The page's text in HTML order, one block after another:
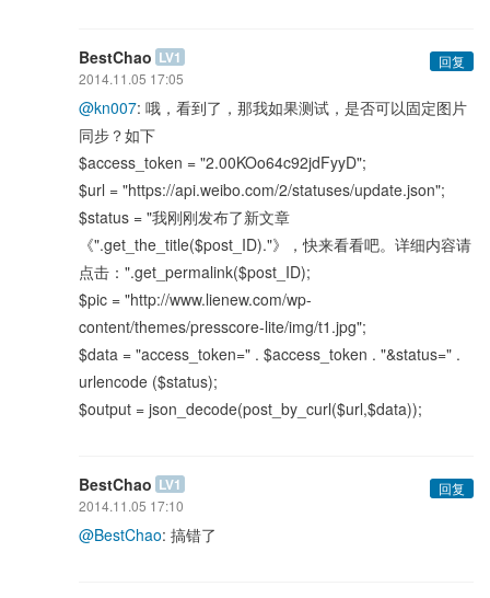
BestChao LV1
回复
2014.11.05 17:05
@kn007: 哦，看到了，那我如果测试，是否可以固定图片
同步？如下
$access_token = "2.00KOo64c92jdFyyD";
$url = "https://api.weibo.com/2/statuses/update.json";
$status = "我刚刚发布了新文章
《".get_the_title($post_ID)."》，快来看看吧。详细内容请
点击：".get_permalink($post_ID);
$pic = "http://www.lienew.com/wp-
content/themes/presscore-lite/img/t1.jpg";
$data = "access_token=" . $access_token . "&status=" .
urlencode ($status);
$output = json_decode(post_by_curl($url,$data));
BestChao LV1
回复
2014.11.05 17:10
@BestChao: 搞错了